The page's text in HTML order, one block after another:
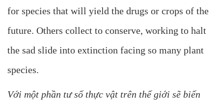
for species that will yield the drugs or crops of the
future. Others collect to conserve, working to halt
the sad slide into extinction facing so many plant
species.
Với một phần tư số thực vật trên thế giới sẽ biến